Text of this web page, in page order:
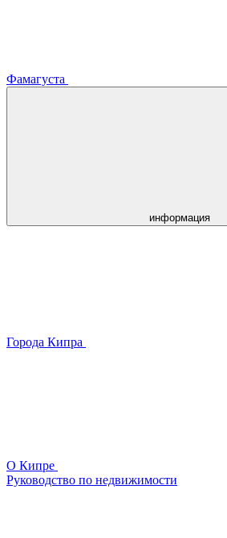
Фамагуста
информация
Города Кипра
О Кипре
Руководство по недвижимости